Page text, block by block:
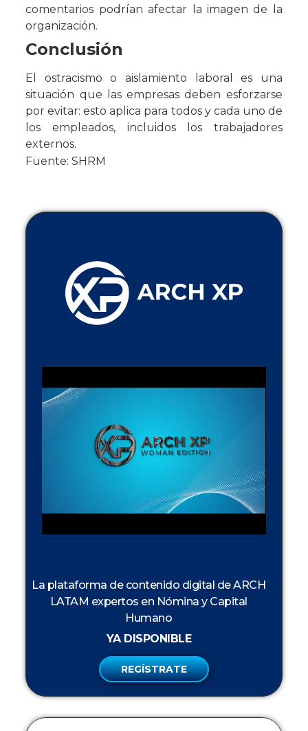
comentarios podrían afectar la imagen de la
organización.
Conclusión
El ostracismo o aislamiento laboral es una
situación que las empresas deben esforzarse
por evitar: esto aplica para todos y cada uno de
los empleados, incluidos los trabajadores
externos.
Fuente:SHRM
La plataforma de contenido digital de ARCH
LATAM expertos en Nómina y Capital
Humano
YA DISPONIBLE
REGÍSTRATE